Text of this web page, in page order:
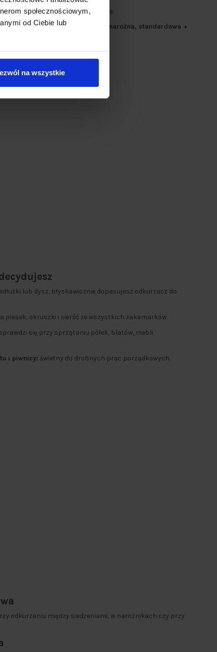
społecznościowym,
od Ciebie lub
na wszystkie
czyszczenie zajmuje tylko chwilę.
(dysza: szczelinowa, narożna, standardowa +
lub dysz, błyskawicznie dopasujesz odkurzacz do
piasek, okruszki i sierść ze wszystkich zakamarków.
się przy sprzątaniu półek, blatów, mebli
i piwnicy: świetny do drobnych prac porządkowych.
odkurzaniu między siedzeniami, w narożnikach czy przy